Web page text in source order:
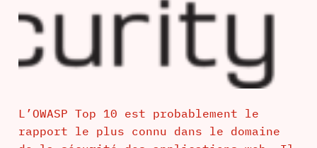
L’OWASP Top 10 est probablement le
rapport le plus connu dans le domaine